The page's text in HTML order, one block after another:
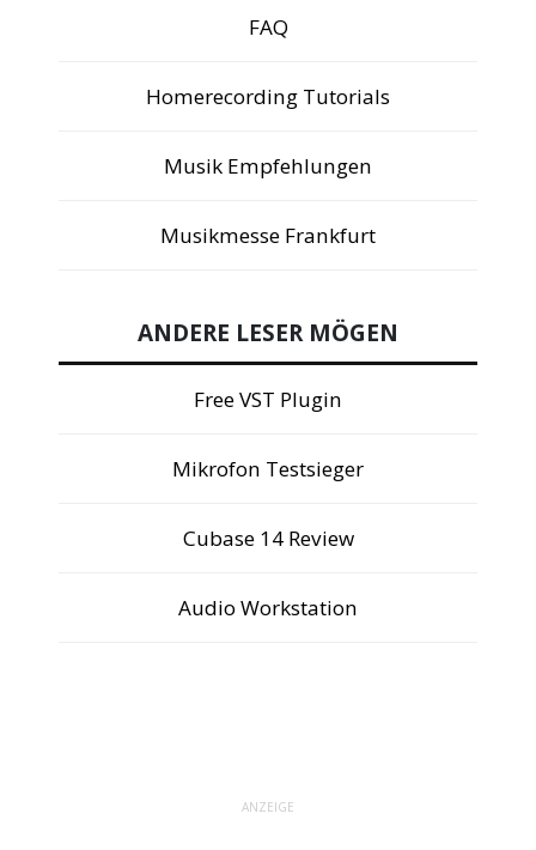
FAQ
Homerecording Tutorials
Musik Empfehlungen
Musikmesse Frankfurt
ANDERE LESER MÖGEN
Free VST Plugin
Mikrofon Testsieger
Cubase 14 Review
Audio Workstation
ANZEIGE